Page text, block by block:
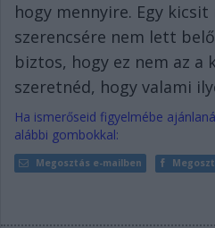
hogy mennyire. Egy kicsit
szerencsére nem lett
biztos, hogy ez nem az a
szeretnéd, hogy valami
Ha ismerőseid figyelmébe
alábbi gombokkal:
Megosztás e-mailben